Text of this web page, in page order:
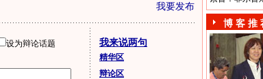
我要发布
设为辩论话题
我来说两句
精华区
辩论区
博 客 推